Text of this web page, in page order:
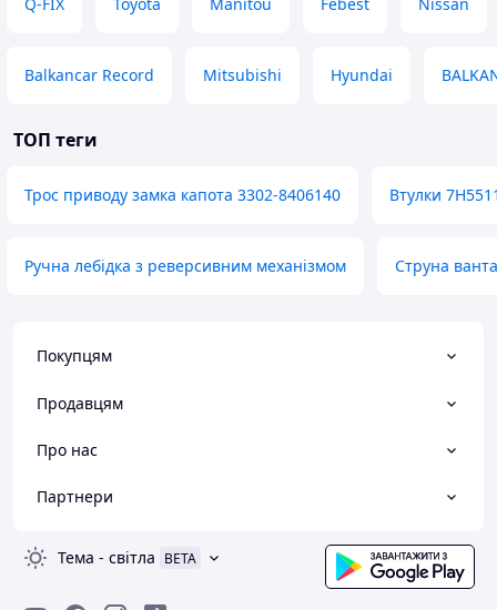
Balkancar Record Mitsubishi Hyundai
ТОП теги
Трос приводу замка капота 3302-8406140 Втулки
Ручна лебідка з реверсивним механізмом Струна
Покупцям
Продавцям
Про нас
Партнери
Тема - світла BETA